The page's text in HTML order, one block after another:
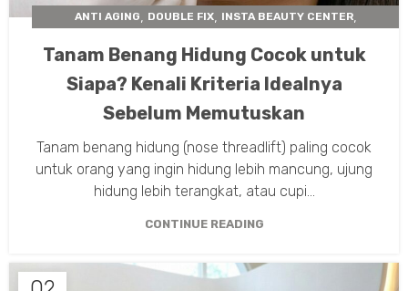
ANTI AGING, DOUBLE FIX, INSTA BEAUTY CENTER,
Tanam Benang Hidung Cocok untuk
Siapa? Kenali Kriteria Idealnya
Sebelum Memutuskan
Tanam benang hidung (nose threadlift) paling cocok
untuk orang yang ingin hidung lebih mancung, ujung
hidung lebih terangkat, atau cupi...
CONTINUE READING